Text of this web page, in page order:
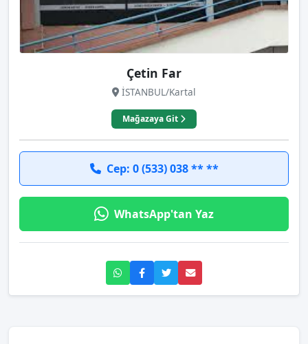
Çetin Far
İSTANBUL/Kartal
Mağazaya Git
Cep: 0 (533) 038 ** **
WhatsApp'tan Yaz